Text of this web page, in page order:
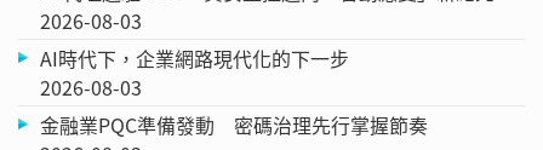
2026-08-03
AI時代下，企業網路現代化的下一步
2026-08-03
金融業PQC準備發動 密碼治理先行掌握節奏